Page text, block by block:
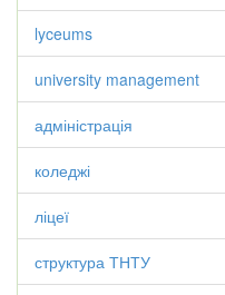
lyceums
university management
адміністрація
коледжі
ліцеї
структура ТНТУ